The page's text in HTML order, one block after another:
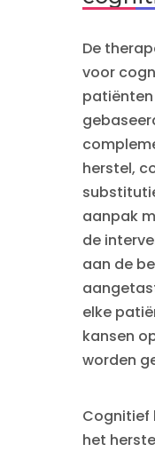
De
voor
patiënten
herstel,
aanpak
de
aan de
elke
kansen
worden
Cognitief
het